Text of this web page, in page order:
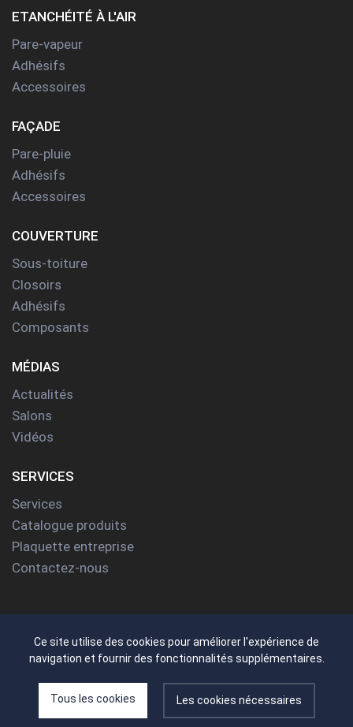
Ce site utilise des cookies pour améliorer l'expérience de
navigation et fournir des fonctionnalités supplémentaires.
Tous les cookies Les cookies nécessaires
ETANCHÉITÉ À L'AIR
Pare-vapeur
Adhésifs
Accessoires
FAÇADE
Pare-pluie
Adhésifs
Accessoires
COUVERTURE
Sous-toiture
Closoirs
Adhésifs
Composants
MÉDIAS
Actualités
Salons
Vidéos
SERVICES
Services
Catalogue produits
Plaquette entreprise
Contactez-nous
© Salola -Mentions légales-Politique de
confidentialité-Cookies
Réalisé parCom'online